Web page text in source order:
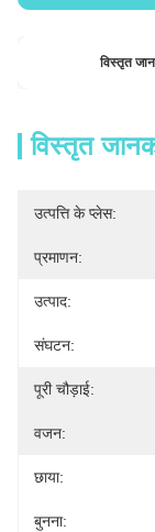
विस्तृत
विस्तृत
उत्पत्ति के प्लेस:
प्रमाणन:
उत्पाद:
संघटन:
पूरी चौड़ाई:
वजन:
छाया:
बुनना: